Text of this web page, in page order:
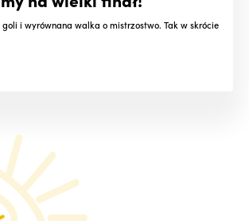
i wyrównana walka o mistrzostwo. Tak w skrócie